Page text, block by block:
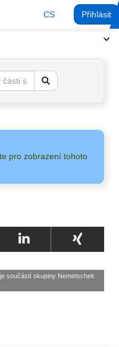
CS Přihlásit
pro zobrazení tohoto
součástí skupiny Nemetschek